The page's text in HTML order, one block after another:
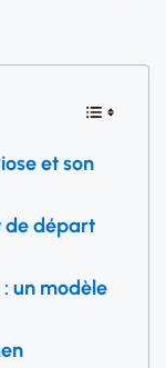
et son
de départ
un modèle